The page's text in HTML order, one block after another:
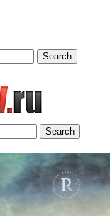
Search
Search